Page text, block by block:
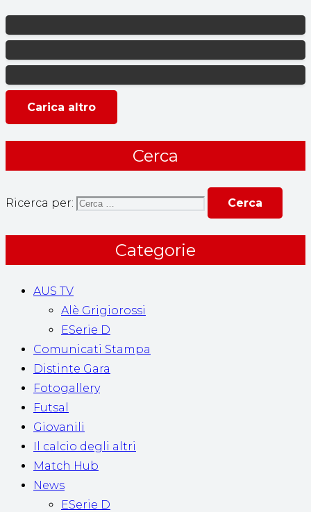
Carica altro
Cerca
Ricerca per:
Categorie
AUS TV
Alè Grigiorossi
ESerie D
Comunicati Stampa
Distinte Gara
Fotogallery
Futsal
Giovanili
Il calcio degli altri
Match Hub
News
ESerie D